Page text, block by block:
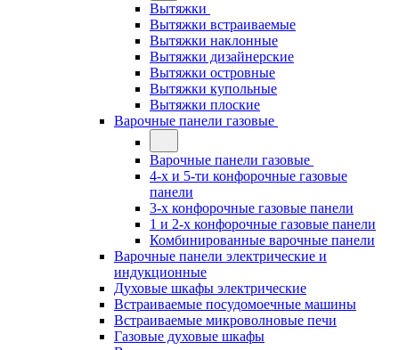
Вытяжки
Вытяжки встраиваемые
Вытяжки наклонные
Вытяжки дизайнерские
Вытяжки островные
Вытяжки купольные
Вытяжки плоские
Варочные панели газовые
Варочные панели газовые
4-х и 5-ти конфорочные газовые
панели
3-х конфорочные газовые панели
1 и 2-х конфорочные газовые панели
Комбинированные варочные панели
Варочные панели электрические и
индукционные
Духовые шкафы электрические
Встраиваемые посудомоечные машины
Встраиваемые микроволновые печи
Газовые духовые шкафы